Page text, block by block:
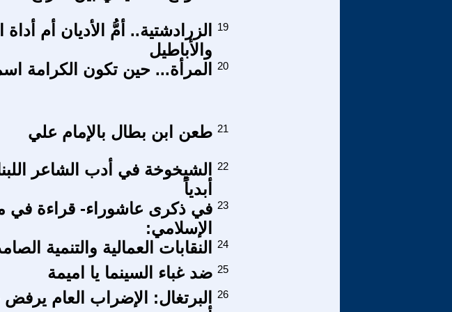
الزرادشتية.. أمُّ الأديان أم
والأباطيل
19
المرأة... حين تكون الكرامة 20
طعن ابن بطال بالإمام علي 21
الشيخوخة في أدب الشاعر
أبدياً
22
في ذكرى عاشوراء- قراءة في
الإسلامي:
23
النقابات العمالية والتنمية 24
ضد غباء السينما يا اميمة 25
البرتغال: الإضراب العام
26